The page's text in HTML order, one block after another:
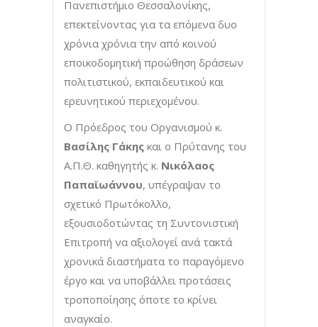
Πανεπιστήμιο Θεσσαλονίκης,
επεκτείνοντας για τα επόμενα δυο
χρόνια χρόνια την από κοινού
εποικοδομητική προώθηση δράσεων
πολιτιστικού, εκπαιδευτικού και
ερευνητικού περιεχομένου.
Ο Πρόεδρος του Οργανισμού κ.
Βασίλης Γάκης και ο Πρύτανης του
Α.Π.Θ. καθηγητής κ. Νικόλαος
Παπαϊωάννου, υπέγραψαν το
σχετικό Πρωτόκολλο,
εξουσιοδοτώντας τη Συντονιστική
Επιτροπή να αξιολογεί ανά τακτά
χρονικά διαστήματα το παραγόμενο
έργο και να υποβάλλει προτάσεις
τροποποίησης όποτε το κρίνει
αναγκαίο.